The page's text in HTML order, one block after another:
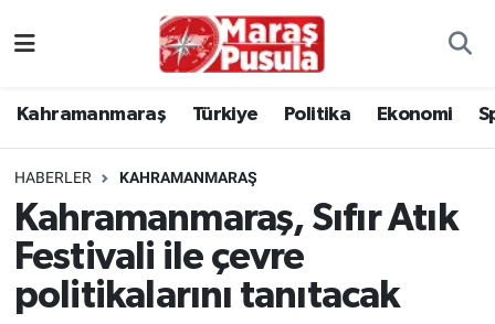
Kahramanmaraş Türkiye Politika Ekonomi
HABERLER KAHRAMANMARAŞ
Kahramanmaraş, Sıfır Atık
Festivali ile çevre
politikalarını tanıtacak
Politika
Ekonomi
İstanbul Trafik Yoğunluk Haritası
Süper Lig Puan Durumu ve Fikstür